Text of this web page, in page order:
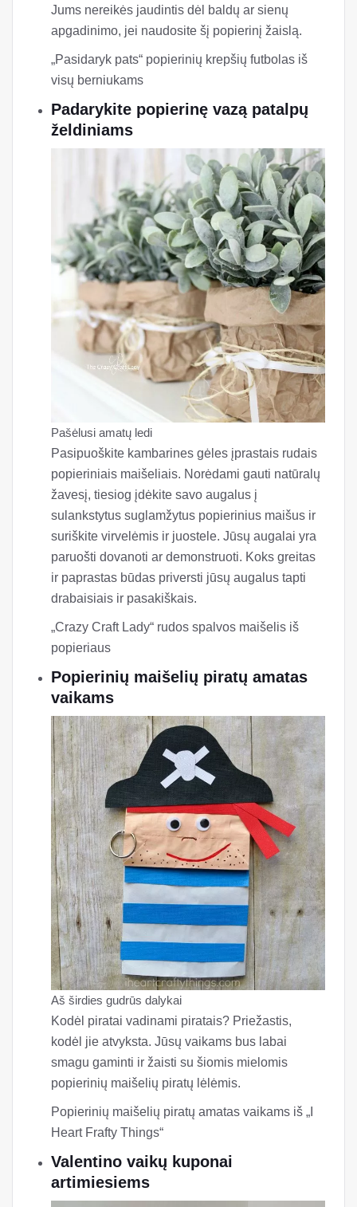
Jums nereikės jaudintis dėl baldų ar sienų
apgadinimo, jei naudosite šį popierinį žaislą.
„Pasidaryk pats“ popierinių krepšių futbolas iš
visų berniukams
Padarykite popierinę vazą patalpų
želdiniams
Pašėlusi amatų ledi
Pasipuoškite kambarines gėles įprastais rudais
popieriniais maišeliais. Norėdami gauti natūralų
žavesį, tiesiog įdėkite savo augalus į
sulankstytus suglamžytus popierinius maišus ir
suriškite virvelėmis ir juostele. Jūsų augalai yra
paruošti dovanoti ar demonstruoti. Koks greitas
ir paprastas būdas priversti jūsų augalus tapti
drabaisiais ir pasakiškais.
„Crazy Craft Lady“ rudos spalvos maišelis iš
popieriaus
Popierinių maišelių piratų amatas
vaikams
Aš širdies gudrūs dalykai
Kodėl piratai vadinami piratais? Priežastis,
kodėl jie atvyksta. Jūsų vaikams bus labai
smagu gaminti ir žaisti su šiomis mielomis
popierinių maišelių piratų lėlėmis.
Popierinių maišelių piratų amatas vaikams iš „I
Heart Frafty Things“
Valentino vaikų kuponai
artimiesiems